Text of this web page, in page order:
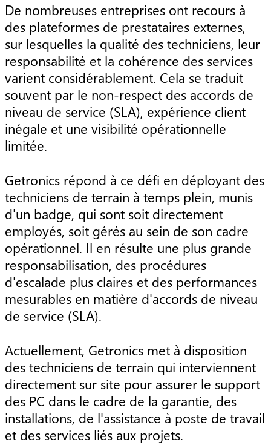
De nombreuses entreprises ont recours à
des plateformes de prestataires externes,
sur lesquelles la qualité des techniciens, leur
responsabilité et la cohérence des services
varient considérablement. Cela se traduit
souvent par le non-respect des accords de
niveau de service (SLA), expérience client
inégale et une visibilité opérationnelle
limitée.
Getronics répond à ce défi en déployant des
techniciens de terrain à temps plein, munis
d'un badge, qui sont soit directement
employés, soit gérés au sein de son cadre
opérationnel. Il en résulte une plus grande
responsabilisation, des procédures
d'escalade plus claires et des performances
mesurables en matière d'accords de niveau
de service (SLA).
Actuellement, Getronics met à disposition
des techniciens de terrain qui interviennent
directement sur site pour assurer le support
des PC dans le cadre de la garantie, des
installations, de l'assistance à poste de travail
et des services liés aux projets.